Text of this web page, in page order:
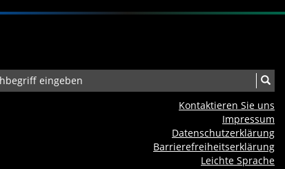
Kontaktieren Sie uns
Impressum
Datenschutzerklärung
Barrierefreiheits­erklärung
Leichte Sprache